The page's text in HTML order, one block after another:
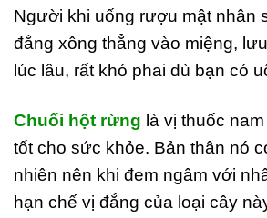
Người khi uống rượu mật nhân
đắng xông thẳng vào miệng,
lúc lâu, rất khó phai dù bạn có
Chuối hột rừng là vị thuốc
tốt cho sức khỏe. Bản thân nó
nhiên nên khi đem ngâm với
hạn chế vị đắng của loại cây